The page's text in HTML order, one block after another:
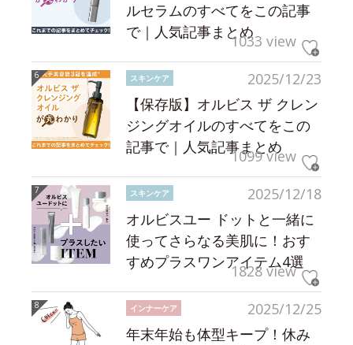
ルセラムのすべてをこの記事
で｜人気記事まとめ1033 view
2025/12/23
スキンケア
【保存版】オルビス ザ クレン
ジングオイルのすべてをこの
記事で｜人気記事まとめ
1099 view
2025/12/18
スキンケア
オルビスユー ドットと一緒に
使ってさらなる美肌に！おす
すめプラスワンアイテム4選
1828 view
2025/12/25
インナーケア
年末年始も体型キープ！休み